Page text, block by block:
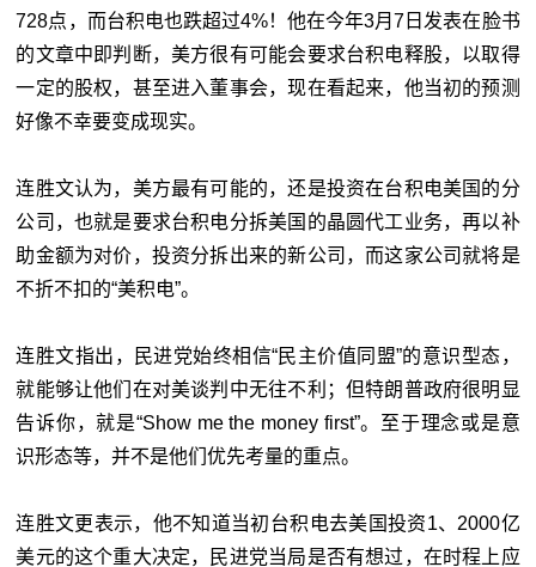
728点，而台积电也跌超过4%！他在今年3月7日发表在脸书
的文章中即判断，美方很有可能会要求台积电释股，以取得
一定的股权，甚至进入董事会，现在看起来，他当初的预测
好像不幸要变成现实。
连胜文认为，美方最有可能的，还是投资在台积电美国的分
公司，也就是要求台积电分拆美国的晶圆代工业务，再以补
助金额为对价，投资分拆出来的新公司，而这家公司就将是
不折不扣的“美积电”。
连胜文指出，民进党始终相信“民主价值同盟”的意识型态，
就能够让他们在对美谈判中无往不利；但特朗普政府很明显
告诉你，就是“Show me the money first”。至于理念或是意
识形态等，并不是他们优先考量的重点。
连胜文更表示，他不知道当初台积电去美国投资1、2000亿
美元的这个重大决定，民进党当局是否有想过，在时程上应